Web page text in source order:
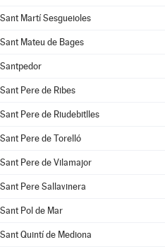
Sant Martí Sesgueioles
Sant Mateu de Bages
Santpedor
Sant Pere de Ribes
Sant Pere de Riudebitlles
Sant Pere de Torelló
Sant Pere de Vilamajor
Sant Pere Sallavinera
Sant Pol de Mar
Sant Quintí de Mediona